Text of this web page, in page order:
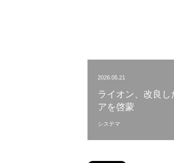
2026.05.21
ライオン、改良
アを啓蒙
システマ